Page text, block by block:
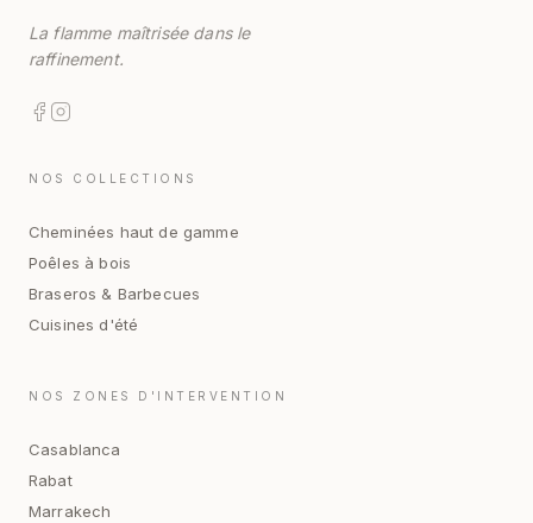
La flamme maîtrisée dans le
raffinement.
NOS COLLECTIONS
Cheminées haut de gamme
Poêles à bois
Braseros & Barbecues
Cuisines d'été
NOS ZONES D'INTERVENTION
Casablanca
Rabat
Marrakech